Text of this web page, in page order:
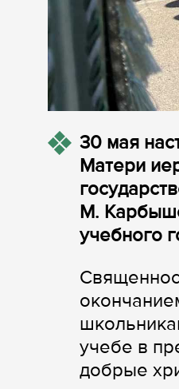
30 мая
Матери
М.
учебного
учебе в
добрые